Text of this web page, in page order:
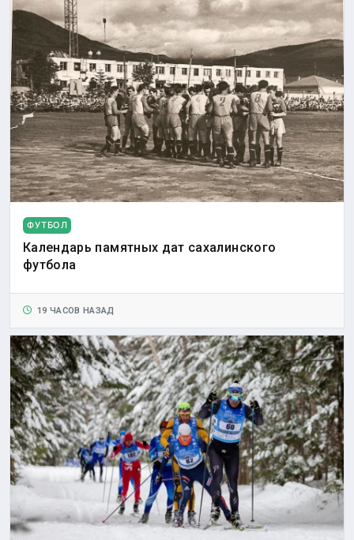
ФУТБОЛ
Календарь памятных дат сахалинского
футбола
19 ЧАСОВ НАЗАД